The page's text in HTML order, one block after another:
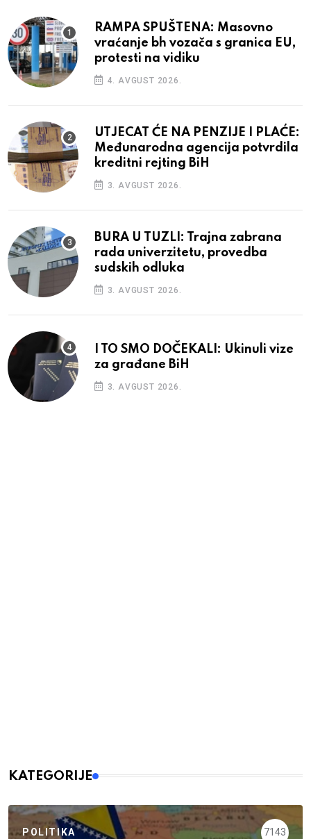
RAMPA SPUŠTENA: Masovno
vraćanje bh vozača s granica EU,
protesti na vidiku
4. AVGUST 2026.
UTJECAT ĆE NA PENZIJE I PLAĆE:
Međunarodna agencija potvrdila
kreditni rejting BiH
3. AVGUST 2026.
BURA U TUZLI: Trajna zabrana
rada univerzitetu, provedba
sudskih odluka
3. AVGUST 2026.
I TO SMO DOČEKALI: Ukinuli vize
za građane BiH
3. AVGUST 2026.
KATEGORIJE
POLITIKA 7143